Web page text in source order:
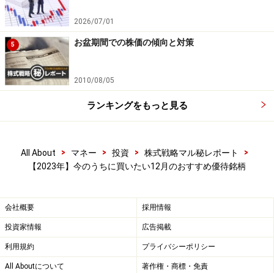
システムトレードの達人
勝率：78.26％
勝ち数：18回
引き分け数：0回
平均損益（円）：15,121円 平均損益（率）：
7.56％
平均利益（円）：22,784円 平均利益（率）：
11.39％
2026/07/01
5 お盆期間での株価の傾向と対策
2010/08/05
ランキングをもっと見る
All About > マネー > 投資 > 株式戦略マル秘レポート
>
【2023年】今のうちに買いたい12月のおすすめ優待銘柄
会社概要 採用情報
投資家情報 広告掲載
利用規約 プライバシーポリシー
All Aboutについて 著作権・商標・免責